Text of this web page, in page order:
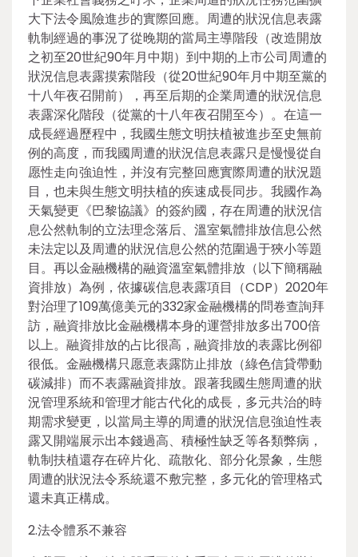
大下法令風險進步的實際回應。周遭的狀況信息表露
軌制經過的事況了從晚期的當局主導階段（改造開放
之初至20世紀90年月中期）到中期的上市公司周遭的
狀況信息表露摸索階段（從20世紀90年月中期至黨的
十八年夜召開前），再至后期的企業周遭的狀況信息
表露深化階段（從黨的十八年夜召開至今）。在這一
成長經過歷程中，我國生態文明扶植被進步至史無前
例的高度，而我國周遭的狀況信息表露只是慢慢從自
愿性走向強迫性，并沒有完整回應實際周遭的狀況題
目，也未與生態文明扶植的疾速成長同步。我國作為
天氣變更《巴黎協議》的簽約國，存在周遭的狀況信
息公然軌制的立法理念落后、溫室氣體排放信息公然
未法定以及周遭的狀況信息公然的范圍過于狹小等題
目。再以金融機構的融資溫室氣體排放（以下簡稱融
資排放）為例，依據碳信息表露項目（CDP）2020年
對治理了109萬億美元的332家金融機構的問卷查詢拜
訪，融資排放比金融機構本身的運營排放多出700倍
以上。融資排放的占比很高，融資排放的表露比例卻
很低。金融機構只愿意表露防止排放（綠色信貸帶動
碳減排）而不表露融資排放。跟著我國生態周遭的狀
況管理系統和管理才能古代化的成長，多元共治的時
期需求變更，以當局主導的周遭的狀況信息強迫性表
露又開端展示出本錢過高、積極性缺乏等各類弊病，
軌制扶植還存在碎片化、疏散化、部分化景象，生態
周遭的狀況法令系統還不敷完整，多元化的管理格式
還未真正構成。
2.法令體系不兼容